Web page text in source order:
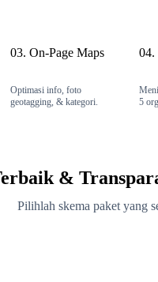
03. On-Page Maps
Optimasi info, foto
geotagging, & kategori.
04.
5
&
Pilihlah skema paket yang